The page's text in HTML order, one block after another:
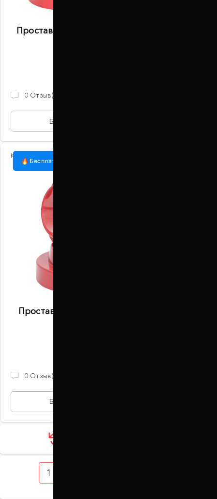
Проставки передних стоек 30 мм Scion IM
0 Отзыв(ов)
БЫСТРАЯ ПОКУПКА
Код:
Бесплатная доставка
Проставки задних пружин 20 мм Scion IQ
0 Отзыв(ов)
БЫСТРАЯ ПОКУПКА
1